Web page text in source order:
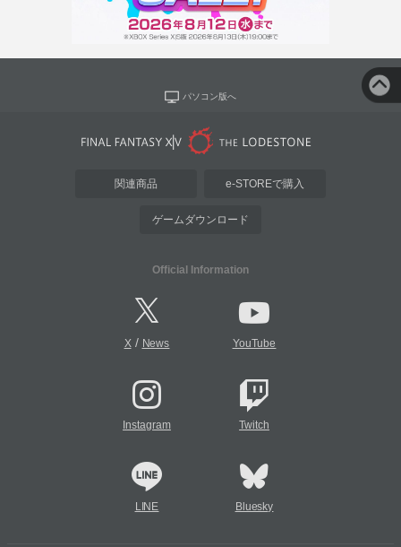
パソコン版へ
関連商品 e-STOREで購入
ゲームダウンロード
Official Information
X/ News YouTube
Instagram Twitch
LINE Bluesky